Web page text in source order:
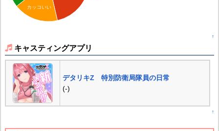
カッコいい
↑
キャスティングアプリ
デタリキZ 特別防衛局隊員の日常
(-)
↑